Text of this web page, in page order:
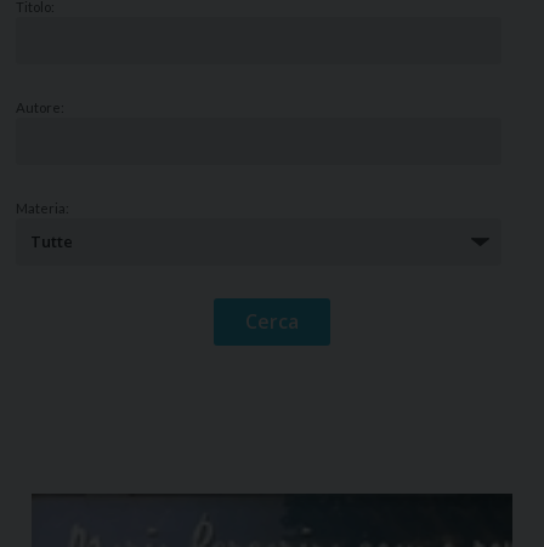
Titolo:
Autore:
Materia: